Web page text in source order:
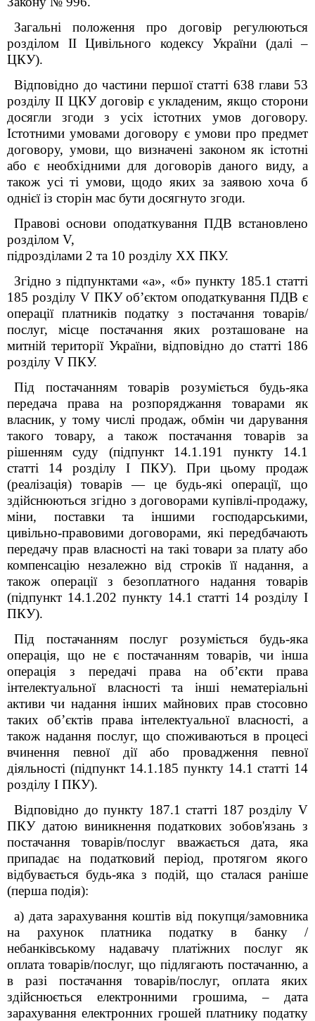
Загальні положення про договір регулюються
розділом II Цивільного кодексу України (далі –
ЦКУ).
Відповідно до частини першої статті 638 глави 53
розділу II ЦКУ договір є укладеним, якщо сторони
досягли згоди з ycix істотних умов договору.
Істотними умовами договору є умови про предмет
договору, умови, що визначені законом як істотні
або є необхідними для договорів даного виду, а
також yci ті умови, щодо яких за заявою хоча б
однієї із сторін мас бути досягнуто згоди.
Правові основи оподаткування ПДВ встановлено
розділом V,
підрозділами 2 та 10 розділу XX ПКУ.
Згідно з підпунктами «а», «б» пункту 185.1 статті
185 розділу V ПКУобʼєктом оподаткування ПДВ є
операції платників податку з постачання товарів/
послуг, місце постачання яких розташоване на
митній території України, відповідно до статті 186
розділу V ПКУ.
Під постачанням товарів розуміється будь-яка
передача права на розпоряджання товарами як
власник, у тому числі продаж, обмін чи дарування
такого товару, а також постачання товарів за
рішенням суду (підпункт 14.1.191 пункту 14.1
статті 14 розділу I ПКУ). При цьому продаж
(реалізація) товарів — це будь-які операції, що
здійснюються згідно з договорами купівлі-продажу,
міни, поставки та іншими господарськими,
цивільно-правовими договорами, які передбачають
передачу прав власності на такі товари за плату або
компенсацію незалежно від строків її надання, а
також операції з безоплатного надання товарів
(підпункт 14.1.202 пункту 14.1 статті 14 розділу I
ПКУ).
Під постачанням послуг розуміється будь-яка
операція, що не є постачанням товарів, чи інша
операція з передачі права на обʼєкти права
інтелектуальної власності та інші нематеріальні
активи чи надання інших майнових прав стосовно
таких обʼєктів права інтелектуальної власності, а
також надання послуг, що споживаються в процесі
вчинення певної дії або провадження певної
діяльності (підпункт 14.1.185 пункту 14.1 статті 14
розділу I ПКУ).
Відповідно до пункту 187.1 статті 187 розділу V
ПКУ датою виникнення податкових зобов'язань з
постачання товарів/послуг вважається дата, яка
припадає на податковий період, протягом якого
відбувається будь-яка з подій, що сталася раніше
(перша подія):
а) дата зарахування коштів від покупця/замовника
на рахунок платника податку в банку /
небанківському надавачу платіжних послуг як
оплата товарів/послуг, що підлягають постачанню, а
в разі постачання товарів/послуг, оплата яких
здійснюється електронними грошима, – дата
зарахування електронних грошей платнику податку